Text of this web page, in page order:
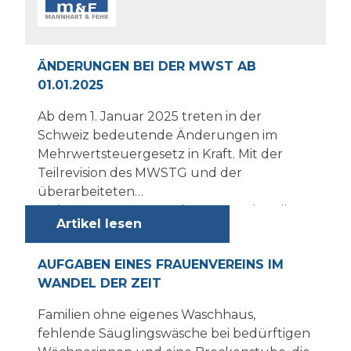
und Entwicklung an der Entwicklung oder
Verfahren arbeiten4.
ÄNDERUNGEN BEI DER MWST AB
01.01.2025
Ab dem 1. Januar 2025 treten in der
Schweiz bedeutende Änderungen im
Mehrwertsteuergesetz in Kraft. Mit der
Teilrevision des MWSTG und der
überarbeiteten
Mehrwertsteuerverordnung werden die
nächsten Anpassungen umgesetzt. Einige
dieser Änderungen sind Verschärfungen,
während andere darauf abzielen,
bestehende Wettbewerbsverzerrungen
ausgewählten Themen haben wir im
Folgenden Informationen und
Artikel lesen
AUFGABEN EINES FRAUENVEREINS IM
WANDEL DER ZEIT
Familien ohne eigenes Waschhaus,
fehlende Säuglingswäsche bei bedürftigen